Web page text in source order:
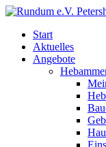
Start
Aktuelles
Angebote